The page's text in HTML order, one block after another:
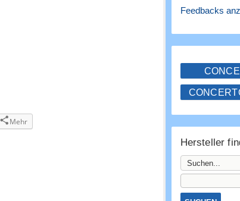
Mehr
Feedbacks
Hersteller